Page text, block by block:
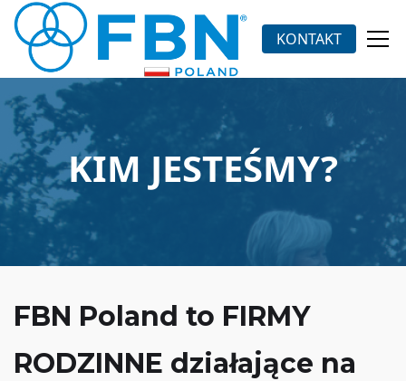
KONTAKT
KIM JESTEŚMY?
FBN Poland to FIRMY
RODZINNE działające na